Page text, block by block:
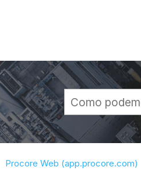
global
Procore Web (app.procore.com)